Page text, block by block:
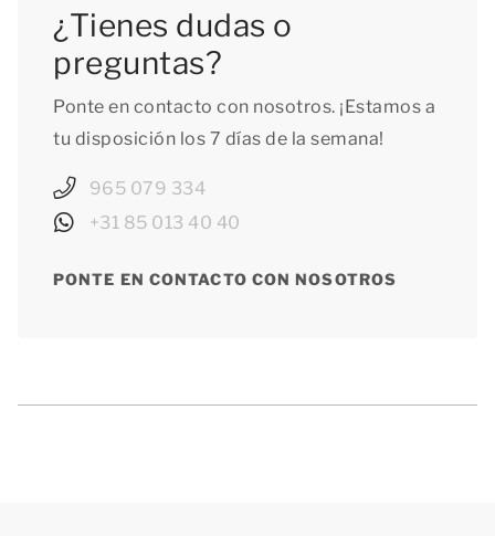
¿Tienes dudas o
preguntas?
Ponte en contacto con nosotros. ¡Estamos a
tu disposición los 7 días de la semana!
965 079 334
+31 85 013 40 40
PONTE EN CONTACTO CON NOSOTROS